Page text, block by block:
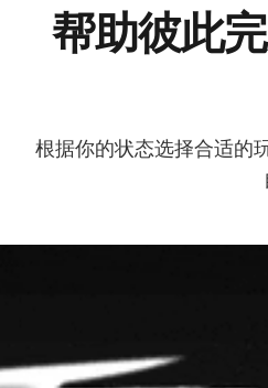
帮助彼此
根据你的状态选择合适的